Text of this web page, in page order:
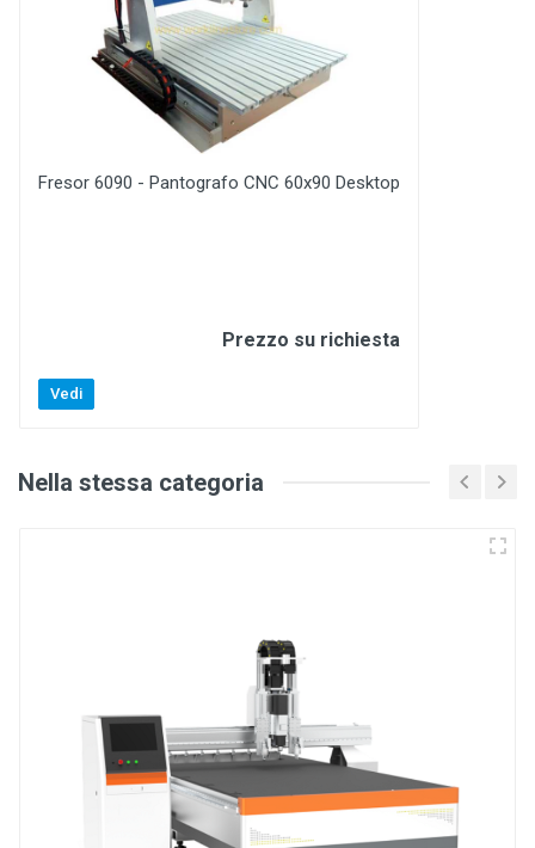
Fresor 6090 - Pantografo CNC 60x90 Desktop
Prezzo su richiesta
Vedi
Nella stessa categoria